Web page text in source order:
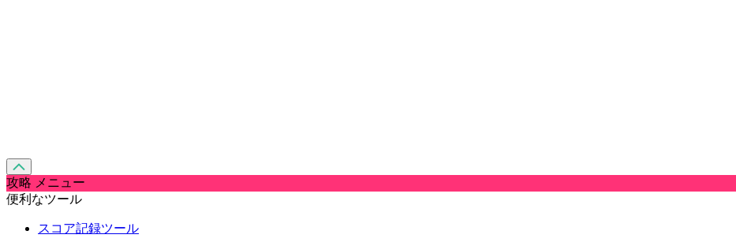
攻略 メニュー
便利なツール
スコア記録ツール